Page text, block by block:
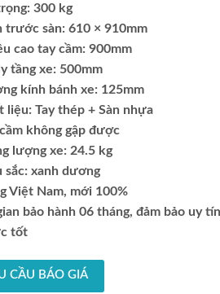
300 kg
trước sàn: 610 × 910mm
cao tay cầm: 900mm
tầng xe: 500mm
kính bánh xe: 125mm
liệu: Tay thép + Sàn nhựa
không gập được
lượng xe: 24.5 kg
sắc: xanh dương
Việt Nam, mới 100%
bảo hành 06 tháng, đảm bảo uy
tốt
CẦU BÁO GIÁ